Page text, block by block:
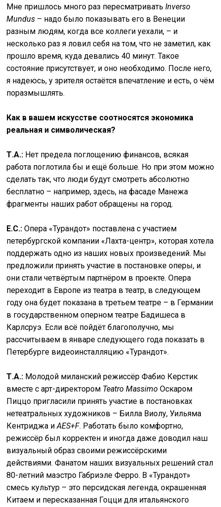
Мне пришлось много раз пересматриватьInverso
Mundus – надо было показывать его в Венеции
разным людям, когда все коллеги уехали, – и
несколько раз я ловил себя на том, что не заметил, как
прошло время, куда девались 40 минут. Такое
состояние присутствует, и оно необходимо. После него,
я надеюсь, у зрителя остаётся впечатление и есть, о чём
поразмышлять.
Как в вашем искусстве соотносятся экономика
реальная и символическая?
Т.А.: Нет предела поглощению финансов, всякая
работа поглотила бы и ещё больше. Но при этом можно
сделать так, что люди будут смотреть абсолютно
бесплатно – например, здесь, на фасаде Манежа
фрагменты наших работ обращены на город.
Е.С.: Опера «Турандот» поставлена с участием
петербургской компании «Лахта-центр», которая хотела
поддержать одно из наших новых произведений. Мы
предложили принять участие в постановке оперы, и
они стали четвёртым партнёром в проекте. Опера
переходит в Европе из театра в театр, в следующем
году она будет показана в третьем театре – в Германии
в государственном оперном театре Бадишеса в
Карлсруэ. Если всё пойдёт благополучно, мы
рассчитываем в январе следующего года показать в
Петербурге видеоинсталляцию «Турандот».
Т.А.: Молодой миланский режиссёр Фабио Керстик
вместе с арт-директором Teatro Massimo Оскаром
Пиццо пригласили принять участие в постановках
нетеатральных художников – Билла Виолу, Уильяма
Кентриджа иAES+F. Работать было комфортно,
режиссёр был корректен и иногда даже доводил наш
визуальный образ своими режиссёрскими
действиями. Фанатом наших визуальных решений стал
80-летний маэстро Габриэле Ферро. В «Турандот»
смесь культур – это персидская легенда, окрашенная
Китаем и пересказанная Гоцци для итальянского